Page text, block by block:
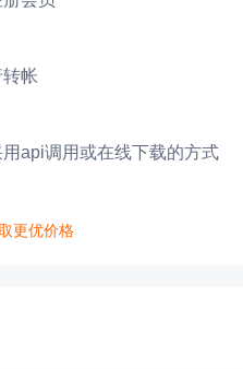
帐
api调用或在线下载的方式
更优价格